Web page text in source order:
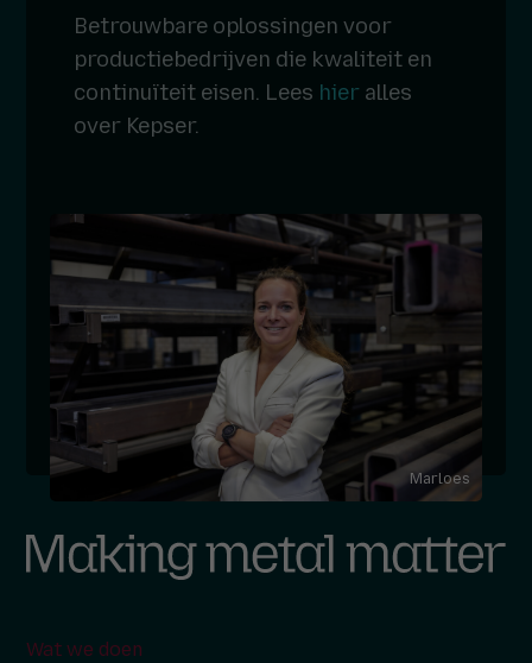
Marloes
Betrouwbare oplossingen voor
productiebedrijven die kwaliteit en
continuïteit eisen. Lees hier alles
over Kepser.
Wat we doen